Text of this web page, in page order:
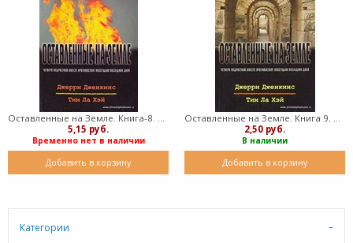
Оставленные на Земле. Книга-8. Смертельная схватка (Мягкий)
5,15 руб.
Временно нет в наличии
Добавить в корзину
Оставленные на Земле. Книга 9. Поиск (Мягкий)
2,50 руб.
В наличии
Добавить в корзину
Категории